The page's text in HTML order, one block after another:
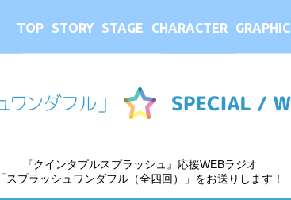
TOP STORY STAGE CHARACTER GRAPHIC
『クインタプルスプラッシュ』応援WEBラジオ
「スプラッシュワンダフル（全四回）」をお送りします！